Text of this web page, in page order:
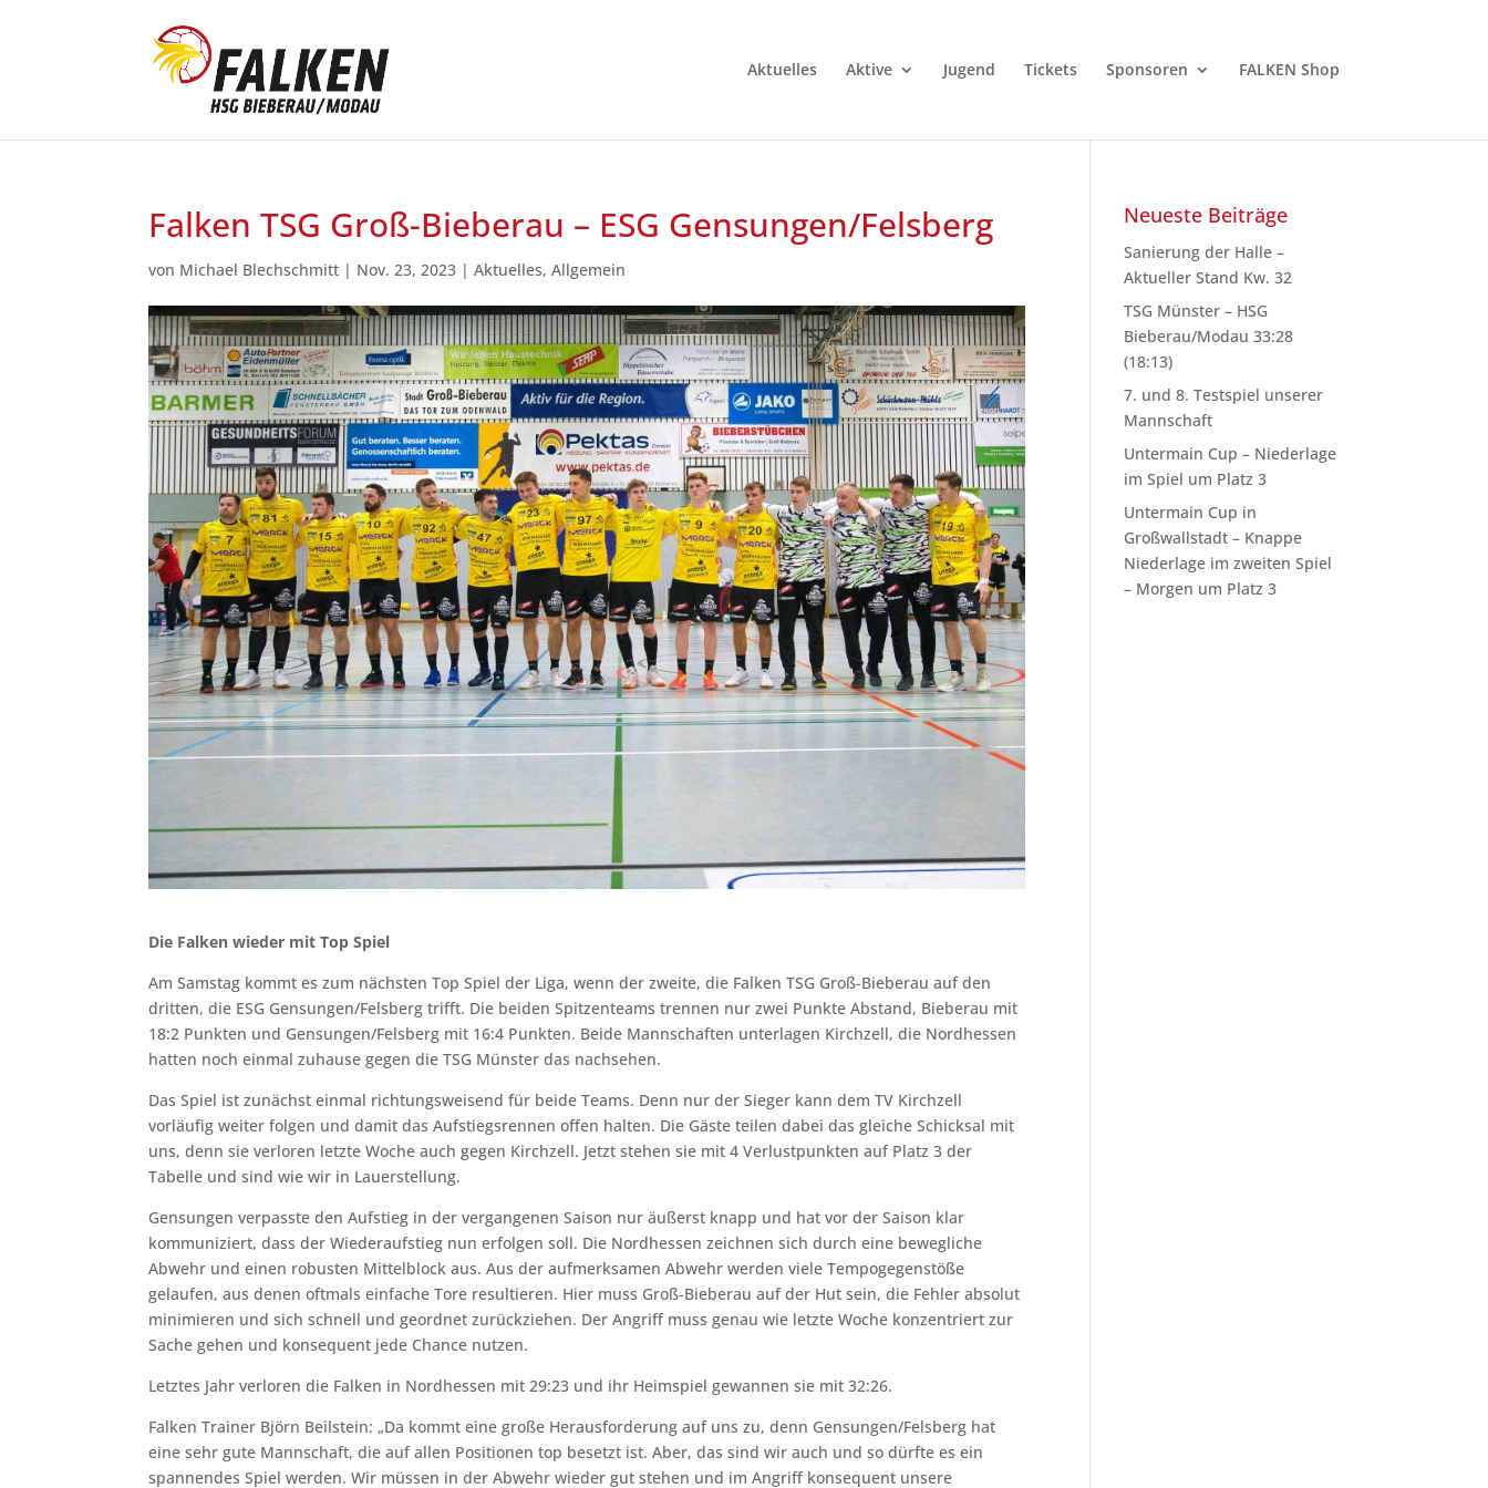
Aktuelles Aktive Jugend Tickets Sponsoren FALKEN Shop
Falken TSG Groß-Bieberau – ESG Gensungen/Felsberg
von Michael Blechschmitt | Nov. 23, 2023 |Aktuelles,Allgemein
Die Falken wieder mit Top Spiel
Am Samstag kommt es zum nächsten Top Spiel der Liga, wenn der zweite, die Falken TSG Groß-Bieberau auf den
dritten, die ESG Gensungen/Felsberg trifft. Die beiden Spitzenteams trennen nur zwei Punkte Abstand, Bieberau mit
18:2 Punkten und Gensungen/Felsberg mit 16:4 Punkten. Beide Mannschaften unterlagen Kirchzell, die Nordhessen
hatten noch einmal zuhause gegen die TSG Münster das nachsehen.
Das Spiel ist zunächst einmal richtungsweisend für beide Teams. Denn nur der Sieger kann dem TV Kirchzell
vorläufig weiter folgen und damit das Aufstiegsrennen offen halten. Die Gäste teilen dabei das gleiche Schicksal mit
uns, denn sie verloren letzte Woche auch gegen Kirchzell. Jetzt stehen sie mit 4 Verlustpunkten auf Platz 3 der
Tabelle und sind wie wir in Lauerstellung.
Gensungen verpasste den Aufstieg in der vergangenen Saison nur äußerst knapp und hat vor der Saison klar
kommuniziert, dass der Wiederaufstieg nun erfolgen soll. Die Nordhessen zeichnen sich durch eine bewegliche
Abwehr und einen robusten Mittelblock aus. Aus der aufmerksamen Abwehr werden viele Tempogegenstöße
gelaufen, aus denen oftmals einfache Tore resultieren. Hier muss Groß-Bieberau auf der Hut sein, die Fehler absolut
minimieren und sich schnell und geordnet zurückziehen. Der Angriff muss genau wie letzte Woche konzentriert zur
Sache gehen und konsequent jede Chance nutzen.
Letztes Jahr verloren die Falken in Nordhessen mit 29:23 und ihr Heimspiel gewannen sie mit 32:26.
Falken Trainer Björn Beilstein: „Da kommt eine große Herausforderung auf uns zu, denn Gensungen/Felsberg hat
eine sehr gute Mannschaft, die auf allen Positionen top besetzt ist. Aber, das sind wir auch und so dürfte es ein
spannendes Spiel werden. Wir müssen in der Abwehr wieder gut stehen und im Angriff konsequent unsere
Neueste Beiträge
Sanierung der Halle –
Aktueller Stand Kw. 32
TSG Münster – HSG
Bieberau/Modau 33:28
(18:13)
7. und 8. Testspiel unserer
Mannschaft
Untermain Cup – Niederlage
im Spiel um Platz 3
Untermain Cup in
Großwallstadt – Knappe
Niederlage im zweiten Spiel
– Morgen um Platz 3